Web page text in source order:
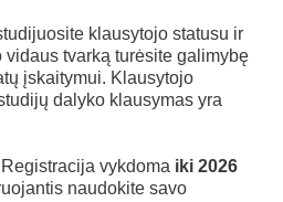
klausytojo statusu ir
tvarką turėsite galimybę
įskaitymui. Klausytojo
dalyko klausymas yra
Registracija vykdoma iki 2026
naudokite savo